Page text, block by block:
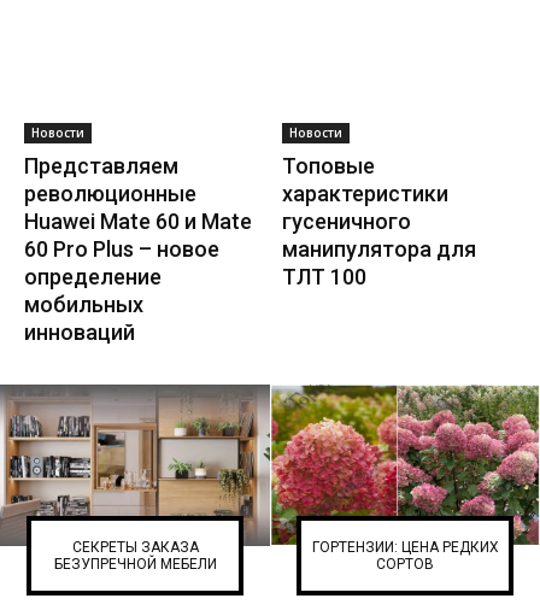
Новости
Представляем
революционные
Huawei Mate 60 и Mate
60 Pro Plus – новое
определение
мобильных
инноваций
Новости
Топовые
характеристики
гусеничного
манипулятора для
ТЛТ 100
СЕКРЕТЫ ЗАКАЗА
БЕЗУПРЕЧНОЙ МЕБЕЛИ
ГОРТЕНЗИИ: ЦЕНА РЕДКИХ
СОРТОВ